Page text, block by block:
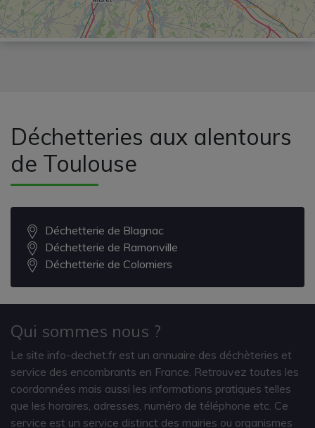
Déchetteries aux alentours
de Toulouse
Déchetterie de Blagnac
Déchetterie de Ramonville
Déchetterie de Colomiers
Qui sommes nous ?
Le site info-dechet.fr est un annuaire des déchèteries et
service des encombrants en France. Retrouvez toutes les
coordonnées mais aussi les informations pratiques telles
que les horaires, adresses, numéro de téléphone etc. Ce
service est un service distinct des mairies ou organismes